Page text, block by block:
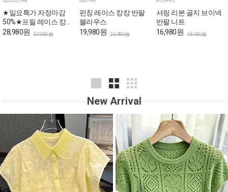
★일요특가 자정마감
50%★프릴 레이스 캉
캉 로맨틱 민소매 원피
28,980원 57,980원
펀칭 레이스 캉캉 반팔
블라우스
19,980원 23,480원
셔링 리본 골지 브이넥
반팔 니트
16,980원 18,180원
New Arrival